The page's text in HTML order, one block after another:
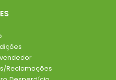
Reclamações